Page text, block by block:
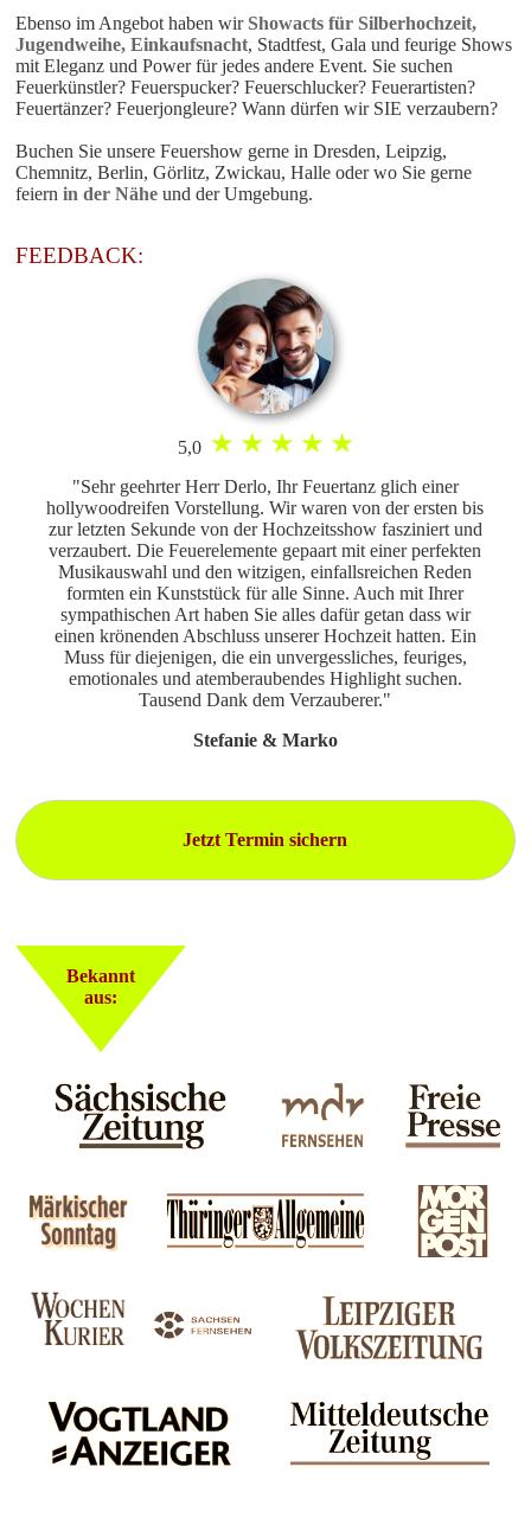
Ebenso im Angebot haben wir Showacts für Silberhochzeit,
Jugendweihe, Einkaufsnacht, Stadtfest, Gala und feurige Shows
mit Eleganz und Power für jedes andere Event. Sie suchen
Feuerkünstler? Feuerspucker? Feuerschlucker? Feuerartisten?
Feuertänzer? Feuerjongleure? Wann dürfen wir SIE verzaubern?
Buchen Sie unsereFeuershow gerne in Dresden, Leipzig,
Chemnitz, Berlin, Görlitz, Zwickau, Halle oder wo Sie gerne
feiernin der Nähe und der Umgebung.
FEEDBACK:
5,0
"Sehr geehrter Herr Derlo, Ihr Feuertanz glich einer
hollywoodreifen Vorstellung. Wir waren von der ersten bis
zur letzten Sekunde von der Hochzeitsshow fasziniert und
verzaubert. Die Feuerelemente gepaart mit einer perfekten
Musikauswahl und den witzigen, einfallsreichen Reden
formten ein Kunststück für alle Sinne. Auch mit Ihrer
sympathischen Art haben Sie alles dafür getan dass wir
einen krönenden Abschluss unserer Hochzeit hatten. Ein
Muss für diejenigen, die ein unvergessliches, feuriges,
emotionales und atemberaubendes Highlight suchen.
Tausend Dank dem Verzauberer."
Stefanie & Marko
Jetzt Termin sichern
Bekannt
aus: